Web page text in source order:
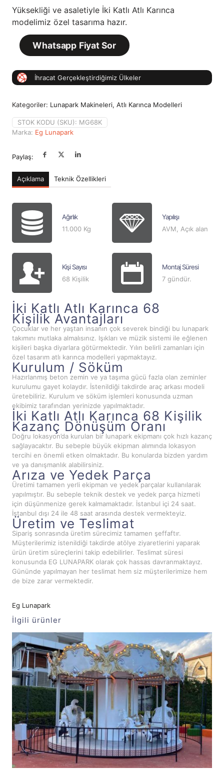
Yüksekliği ve asaletiyle İki Katlı Atlı Karınca
modelimiz özel tasarıma hazır.
Whatsapp Fiyat Sor
İhracat Gerçekleştirdiğimiz Ülkeler
Kategoriler: Lunapark Makineleri, Atlı Karınca Modelleri
STOK KODU (SKU): MG68K
Marka: Eg Lunapark
Paylaş:
Açıklama Teknik Özellikleri
Ağırlık
11.000 Kg
Yapılışı
AVM, Açık alan
Kişi Sayısı
68 Kişilik
Montaj Süresi
7 gündür.
İki Katlı Atlı Karınca 68
Kişilik Avantajları
Çocuklar ve her yaştan insanın çok severek bindiği bu lunapark
takımını mutlaka almalısınız. Işıkları ve müzik sistemi ile eğlenen
kişileri başka diyarlara götürmektedir. Yılın belirli zamanları için
özel tasarım atlı karınca modelleri yapmaktayız.
Kurulum / Söküm
Hazırlanmış beton zemin ve ya taşıma gücü fazla olan zeminler
kurulumu gayet kolaydır. İstenildiği takdirde araç arkası modeli
üretebiliriz. Kurulum ve söküm işlemleri konusunda uzman
ekibimiz tarafından yerinizde yapılmaktadır.
İki Katlı Atlı Karınca 68 Kişilik
Kazanç Dönüşüm Oranı
Doğru lokasyon’da kurulan bir lunapark ekipmanı çok hızlı kazanç
sağlayacaktır. Bu sebeple büyük ekipman alımında lokasyon
tercihi en önemli etken olmaktadır. Bu konularda bizden yardım
ve ya danışmanlık alabilirsiniz.
Arıza ve Yedek Parça
Üretimi tamamen yerli ekipman ve yedek parçalar kullanılarak
yapılmıştır. Bu sebeple teknik destek ve yedek parça hizmeti
için düşünmenize gerek kalmamaktadır. İstanbul içi 24 saat.
İstanbul dışı 24 ile 48 saat arasında destek vermekteyiz.
Üretim ve Teslimat
Sipariş sonrasında üretim sürecimiz tamamen şeffaftır.
Müşterilerimiz istenildiği takdirde atölye ziyaretlerini yaparak
ürün üretim süreçlerini takip edebilirler. Teslimat süresi
konusunda EG LUNAPARK olarak çok hassas davranmaktayız.
Gününde yapılmayan her teslimat hem siz müşterilerimize hem
de bize zarar vermektedir.
Eg Lunapark
İlgili ürünler